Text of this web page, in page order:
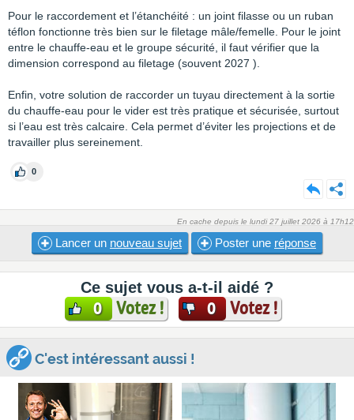
Pour le raccordement et l’étanchéité : un joint filasse ou un ruban
téflon fonctionne très bien sur le filetage mâle/femelle. Pour le joint
entre le chauffe-eau et le groupe sécurité, il faut vérifier que la
dimension correspond au filetage (souvent 2027 ).
Enfin, votre solution de raccorder un tuyau directement à la sortie
du chauffe-eau pour le vider est très pratique et sécurisée, surtout
si l’eau est très calcaire. Cela permet d’éviter les projections et de
travailler plus sereinement.
0
En cache depuis le lundi 27 juillet 2026 à 17h12
Lancer un nouveau sujet Poster une réponse
Ce sujet vous a-t-il aidé ?
0 Votez ! 0 Votez !
C'est intéressant aussi !